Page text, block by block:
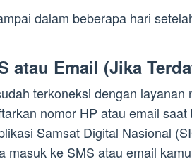
dalam beberapa hari
atau Email (Jika
terkoneksi dengan layanan
nomor HP atau email saat
Samsat Digital Nasional
masuk ke SMS atau email